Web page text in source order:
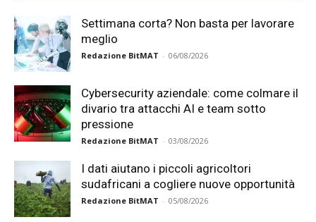
Settimana corta? Non basta per lavorare
meglio
Redazione BitMAT - 06/08/2026
Cybersecurity aziendale: come colmare il
divario tra attacchi AI e team sotto
pressione
Redazione BitMAT - 03/08/2026
I dati aiutano i piccoli agricoltori
sudafricani a cogliere nuove opportunità
Redazione BitMAT - 05/08/2026